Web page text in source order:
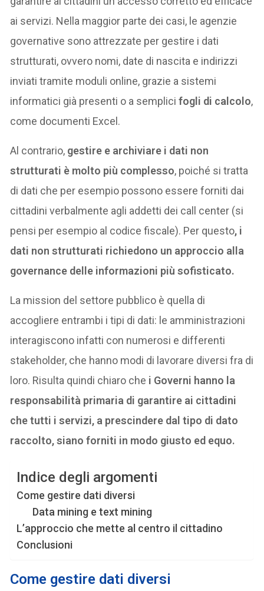
ai servizi. Nella maggior parte dei casi, le agenzie
governative sono attrezzate per gestire i dati
strutturati, ovvero nomi, date di nascita e indirizzi
inviati tramite moduli online, grazie a sistemi
informatici già presenti o a semplicifogli di calcolo,
come documenti Excel.
Al contrario, gestire e archiviare i dati non
strutturati è molto più complesso, poiché si tratta
di dati che per esempio possono essere forniti dai
cittadini verbalmente agli addetti dei call center (si
pensi per esempio al codice fiscale). Per questo, i
dati non strutturati richiedono un approccio alla
governance delle informazioni più sofisticato.
La mission del settore pubblico è quella di
accogliere entrambi i tipi di dati: le amministrazioni
interagiscono infatti con numerosi e differenti
stakeholder, che hanno modi di lavorare diversi fra di
loro. Risulta quindi chiaro che i Governi hanno la
responsabilità primaria di garantire ai cittadini
che tutti i servizi, a prescindere dal tipo di dato
raccolto, siano forniti in modo giusto ed equo.
Indice degli argomenti
Come gestire dati diversi
Data mining e text mining
L’approccio che mette al centro il cittadino
Conclusioni
Come gestire dati diversi